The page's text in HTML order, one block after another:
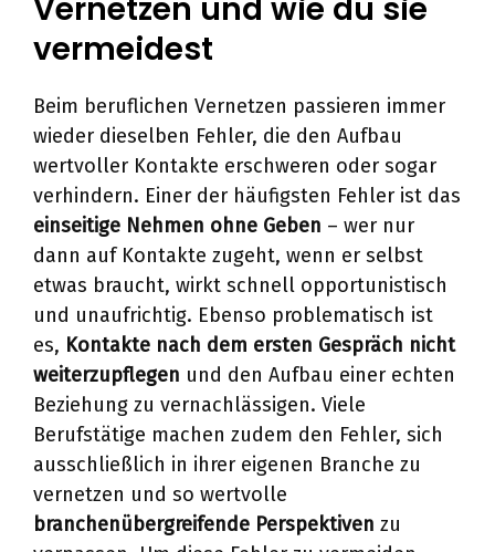
Vernetzen und wie du sie
vermeidest
Beim beruflichen Vernetzen passieren immer
wieder dieselben Fehler, die den Aufbau
wertvoller Kontakte erschweren oder sogar
verhindern. Einer der häufigsten Fehler ist das
einseitige Nehmen ohne Geben – wer nur
dann auf Kontakte zugeht, wenn er selbst
etwas braucht, wirkt schnell opportunistisch
und unaufrichtig. Ebenso problematisch ist
es, Kontakte nach dem ersten Gespräch nicht
weiterzupflegen und den Aufbau einer echten
Beziehung zu vernachlässigen. Viele
Berufstätige machen zudem den Fehler, sich
ausschließlich in ihrer eigenen Branche zu
vernetzen und so wertvolle
branchenübergreifende Perspektiven zu